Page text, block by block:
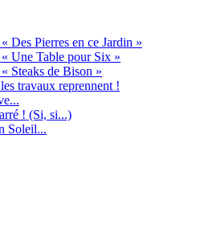
Des Pierres en ce Jardin »
Une Table pour Six »
Steaks de Bison »
travaux reprennent !
! (Si, si...)
Soleil...